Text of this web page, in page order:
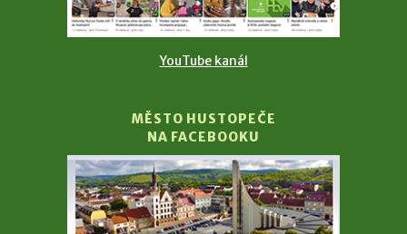
YouTube kanál
MĚSTO HUSTOPEČE
NA FACEBOOKU